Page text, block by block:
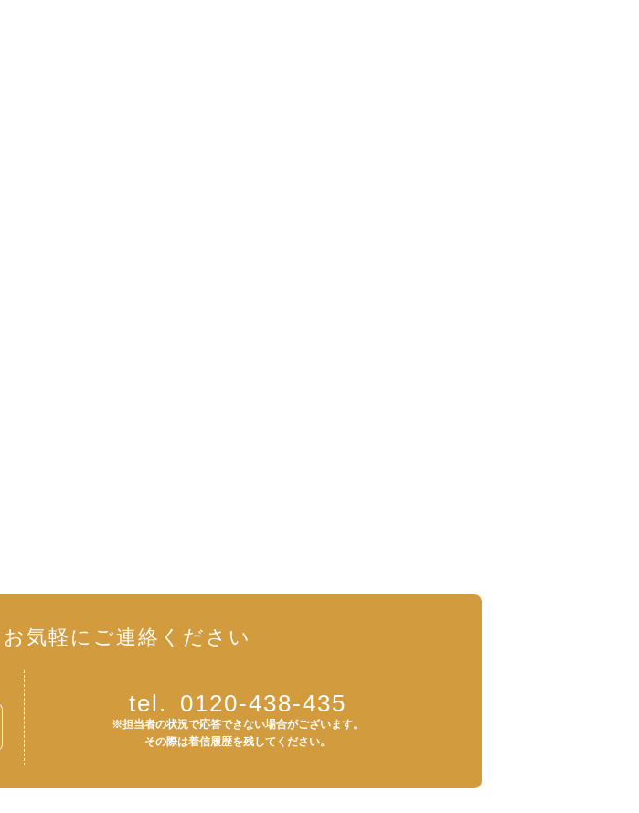
お気軽にご連絡ください
tel. 0120-438-435
※担当者の状況で応答できない場合がございます。
その際は着信履歴を残してください。